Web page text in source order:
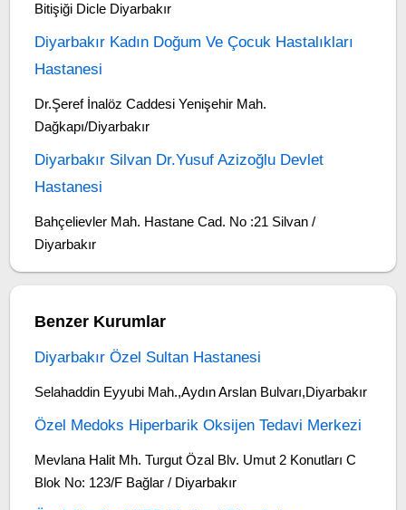
Bitişiği Dicle Diyarbakır
Diyarbakır Kadın Doğum Ve Çocuk Hastalıkları
Hastanesi
Dr.Şeref İnalöz Caddesi Yenişehir Mah.
Dağkapı/Diyarbakır
Diyarbakır Silvan Dr.Yusuf Azizoğlu Devlet
Hastanesi
Bahçelievler Mah. Hastane Cad. No :21 Silvan /
Diyarbakır
Benzer Kurumlar
Diyarbakır Özel Sultan Hastanesi
Selahaddin Eyyubi Mah.,Aydın Arslan Bulvarı,Diyarbakır
Özel Medoks Hiperbarik Oksijen Tedavi Merkezi
Mevlana Halit Mh. Turgut Özal Blv. Umut 2 Konutları C
Blok No: 123/F Bağlar / Diyarbakır